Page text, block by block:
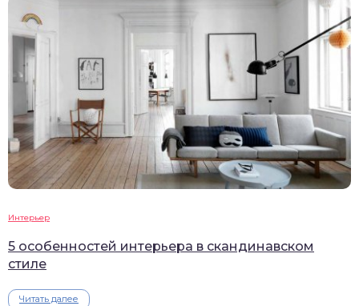
Интерьер
5 особенностей интерьера в скандинавском
стиле
Читать далее